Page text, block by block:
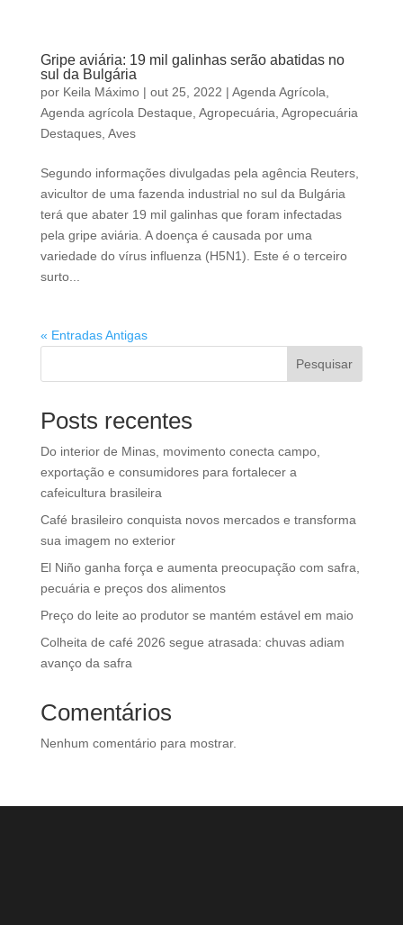
Gripe aviária: 19 mil galinhas serão abatidas no
sul da Bulgária
por Keila Máximo| out 25, 2022 | Agenda Agrícola
Agenda agrícola Destaque Agropecuária Agropecuária
Destaques, Aves
Segundo informações divulgadas pela agência Reuters,
avicultor de uma fazenda industrial no sul da Bulgária
terá que abater 19 mil galinhas que foram infectadas
pela gripe aviária. A doença é causada por uma
variedade do vírus influenza (H5N1). Este é o terceiro
surto...
« Entradas Antigas
Pesquisar
Posts recentes
Do interior de Minas, movimento conecta campo,
exportação e consumidores para fortalecer a
cafeicultura brasileira
Café brasileiro conquista novos mercados e transforma
sua imagem no exterior
El Niño ganha força e aumenta preocupação com safra,
pecuária e preços dos alimentos
Preço do leite ao produtor se mantém estável em maio
Colheita de café 2026 segue atrasada: chuvas adiam
avanço da safra
Comentários
Nenhum comentário para mostrar.